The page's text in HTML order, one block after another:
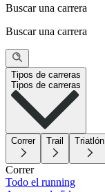
Buscar una carrera
Buscar una carrera
Tipos de carreras
Tipos de carreras
Correr Trail Triatlón
Correr
Todo el running